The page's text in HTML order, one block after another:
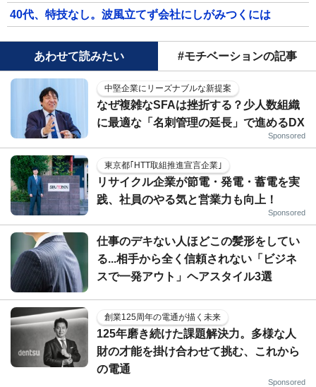
40代、特技なし。波風立てず会社にしがみつくには
あわせて読みたい #モチベーションの記事
中堅企業にリーズナブルな新提案
なぜ複雑なSFAは挫折する？少人数組織
に最適な「名刺管理の延長」で進めるDX
Sponsored
東京都｢HTT取組推進宣言企業｣
リサイクル企業が節電・発電・蓄電を実
践、社員のやる気と営業力も向上！
Sponsored
仕事のデキない人ほどこの髪形をしてい
る...相手から全く信頼されない「ビジネ
スで一発アウト」ヘアスタイル3選
創業125周年の電通が描く未来
125年磨き続けた課題解決力。多様な人
財の才能を掛け合わせて挑む、これから
の電通
Sponsored